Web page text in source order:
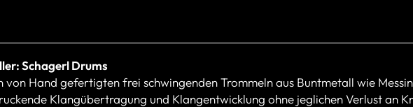
Schagerl Drums
von Hand gefertigten frei schwingenden Trommeln aus Buntmetall wie
Klangübertragung und Klangentwicklung ohne jeglichen Verlust an